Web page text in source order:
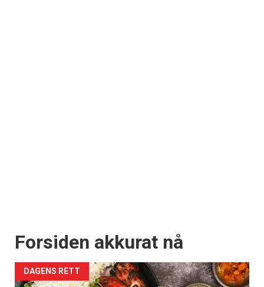
Forsiden akkurat nå
DAGENS RETT